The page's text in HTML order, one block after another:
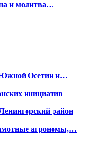
и молитва…
Южной Осетии и…
инициатив
район
агрономы,…